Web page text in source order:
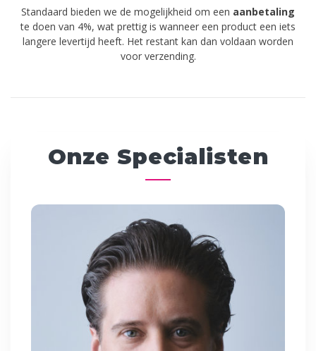
Standaard bieden we de mogelijkheid om een aanbetaling
te doen van 4%, wat prettig is wanneer een product een iets
langere levertijd heeft. Het restant kan dan voldaan worden
voor verzending.
Onze Specialisten